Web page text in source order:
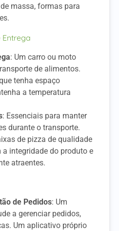
massa, formas para
Entrega
: Um carro ou moto
de alimentos.
tenha espaço
a temperatura
: Essenciais para manter
durante o transporte.
de pizza de qualidade
integridade do produto e
atraentes.
de Pedidos: Um
a gerenciar pedidos,
Um aplicativo próprio